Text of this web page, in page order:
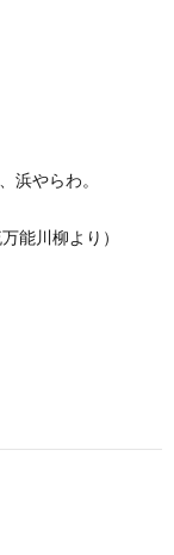
やらわ。
能川柳より）